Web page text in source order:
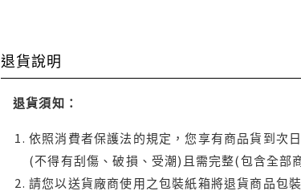
退貨說明
退貨須知：
依照消費者保護法的規定，您享有商品貨到次
(不得有刮傷、破損、受潮)且需完整(包含全部
請您以送貨廠商使用之包裝紙箱將退貨商品包